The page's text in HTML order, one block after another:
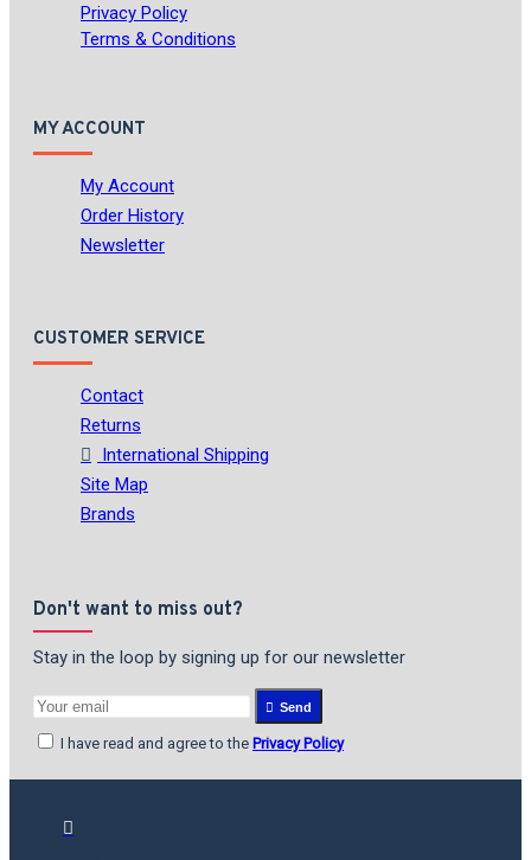
Privacy Policy
Terms & Conditions
MY ACCOUNT
My Account
Order History
Newsletter
CUSTOMER SERVICE
Contact
Returns
International Shipping
Site Map
Brands
Don't want to miss out?
Stay in the loop by signing up for our newsletter
Send
I have read and agree to the Privacy Policy